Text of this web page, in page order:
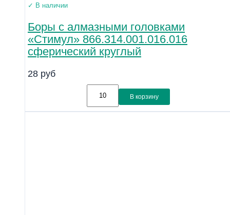
✓ В наличии
Боры с алмазными головками
«Стимул» 866.314.001.016.016
сферический круглый
28 руб
В корзину